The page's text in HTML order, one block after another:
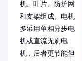
机、叶片、防护网
和支架组成。电机
多采用单相异步电
机或直流无刷电
机，后者更节能但